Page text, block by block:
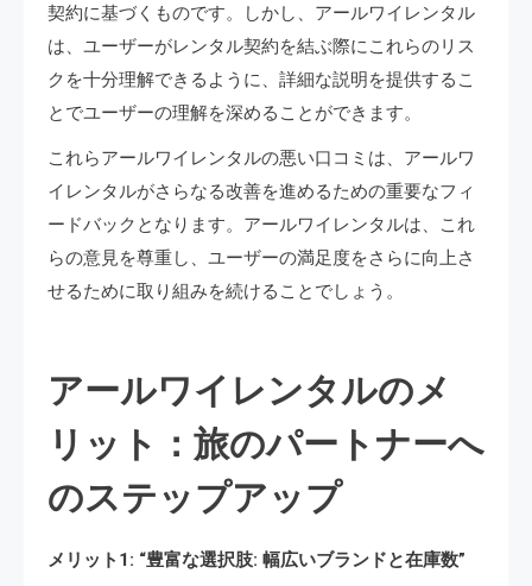
契約に基づくものです。しかし、アールワイレンタル
は、ユーザーがレンタル契約を結ぶ際にこれらのリス
クを十分理解できるように、詳細な説明を提供するこ
とでユーザーの理解を深めることができます。
これらアールワイレンタルの悪い口コミは、アールワ
イレンタルがさらなる改善を進めるための重要なフィ
ードバックとなります。アールワイレンタルは、これ
らの意見を尊重し、ユーザーの満足度をさらに向上さ
せるために取り組みを続けることでしょう。
アールワイレンタルのメ
リット：旅のパートナーへ
のステップアップ
メリット1: “豊富な選択肢: 幅広いブランドと在庫数”